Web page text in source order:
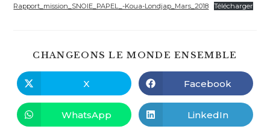
publication :
Rapport_mission_SNOIE_PAPEL_-Koua-Londjap_Mars_2018 Télécharger
CHANGEONS LE MONDE ENSEMBLE
Ouvrir
dans
une
autre
fenêtre
X Ouvrir
dans
une
autre
fenêtre
Facebook
Ouvrir
dans
WhatsApp Ouvrir
dans
LinkedIn